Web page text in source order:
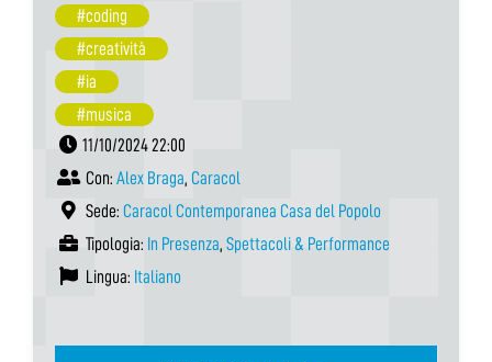
#coding
#creatività
#ia
#musica
11/10/2024 22:00
Con: Alex Braga, Caracol
Sede: Caracol Contemporanea Casa del Popolo
Tipologia: In Presenza, Spettacoli & Performance
Lingua: Italiano